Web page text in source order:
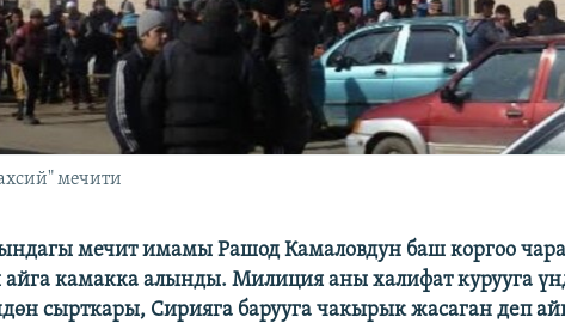
мечити
мечит имамы Рашод Камаловдун баш коргоо
айга камакка алынды. Милиция аны халифат курууга
сырткары, Сирияга барууга чакырык жасаган деп